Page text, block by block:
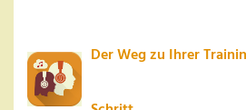
Der Weg zu Ihrer